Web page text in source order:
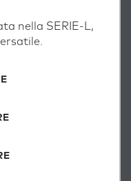
nella SERIE-L,